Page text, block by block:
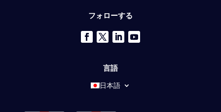
フォローする
言語
日本語